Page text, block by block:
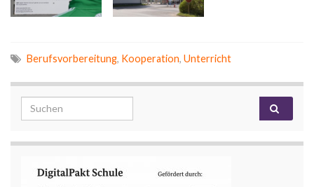
Berufsvorbereitung, Kooperation, Unterricht
Search for: